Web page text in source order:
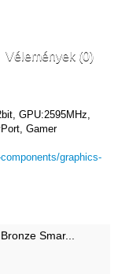
Vélemények (0)
GPU:2595MHz,
Gamer
graphics-